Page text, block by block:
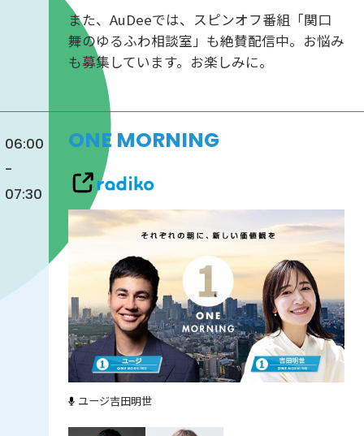
また、AuDeeでは、スピンオフ番組「関口
舞のゆるふわ相談室」も絶賛配信中。お悩み
も募集しています。お楽しみに。
06:00
-
07:30
ONE MORNING
ユージ吉田明世